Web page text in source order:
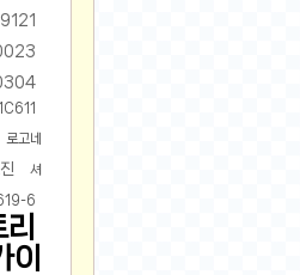
로고네
셔
6
이